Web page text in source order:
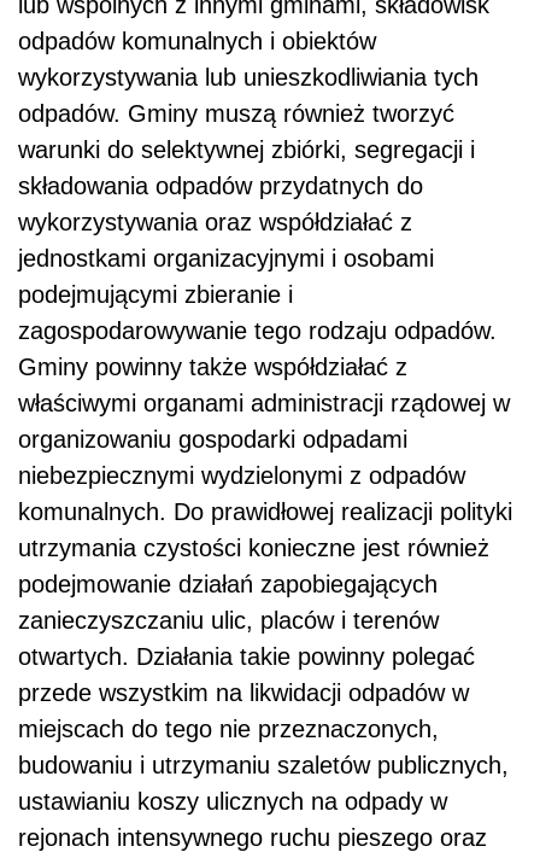
odpadów komunalnych i obiektów
wykorzystywania lub unieszkodliwiania tych
odpadów. Gminy muszą również tworzyć
warunki do selektywnej zbiórki, segregacji i
składowania odpadów przydatnych do
wykorzystywania oraz współdziałać z
jednostkami organizacyjnymi i osobami
podejmującymi zbieranie i
zagospodarowywanie tego rodzaju odpadów.
Gminy powinny także współdziałać z
właściwymi organami administracji rządowej w
organizowaniu gospodarki odpadami
niebezpiecznymi wydzielonymi z odpadów
komunalnych. Do prawidłowej realizacji polityki
utrzymania czystości konieczne jest również
podejmowanie działań zapobiegających
zanieczyszczaniu ulic, placów i terenów
otwartych. Działania takie powinny polegać
przede wszystkim na likwidacji odpadów w
miejscach do tego nie przeznaczonych,
budowaniu i utrzymaniu szaletów publicznych,
ustawianiu koszy ulicznych na odpady w
rejonach intensywnego ruchu pieszego oraz